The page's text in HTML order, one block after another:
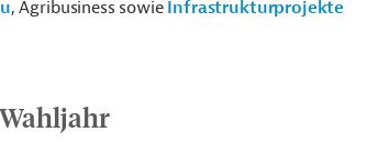
, Agribusiness sowie Infrastrukturprojekte